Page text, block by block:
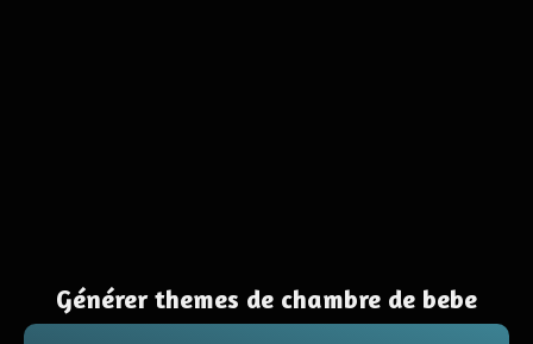
Générer themes de chambre de bebe